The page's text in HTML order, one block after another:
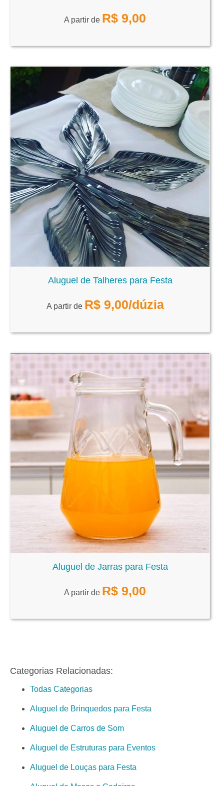
A partir de R$ 9,00
Aluguel de Talheres para Festa
A partir de R$ 9,00/dúzia
Aluguel de Jarras para Festa
A partir de R$ 9,00
Categorias Relacionadas:
Todas Categorias
Aluguel de Brinquedos para Festa
Aluguel de Carros de Som
Aluguel de Estruturas para Eventos
Aluguel de Louças para Festa